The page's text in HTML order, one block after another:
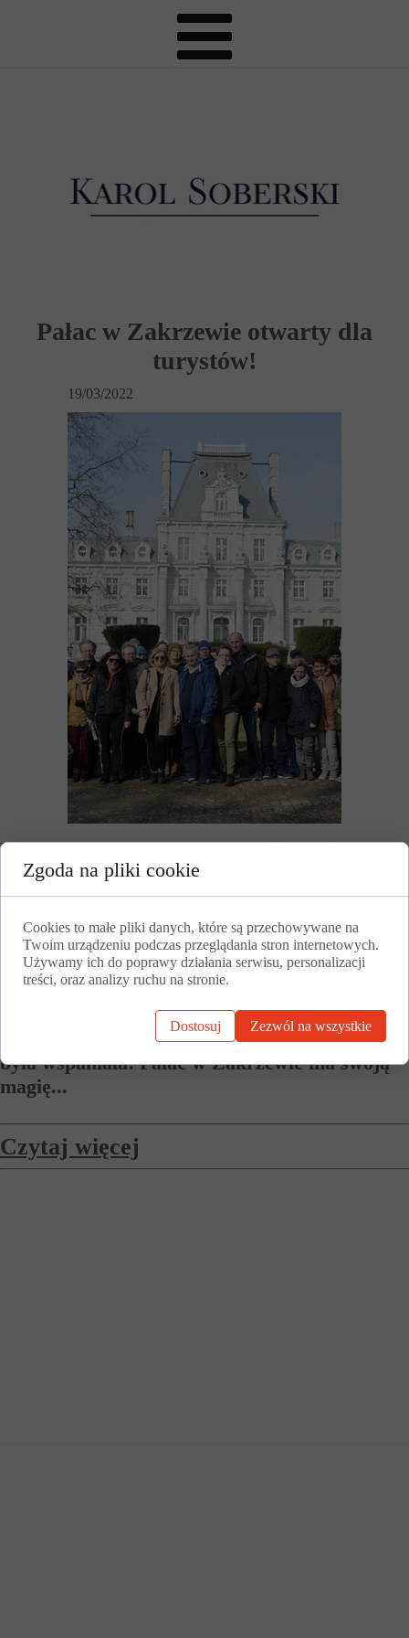
19/03/2022
Pałac w Zakrzewie otwarty dla
turystów!
Pierwsze - po dwóch latach - zwiedzanie pałacu
już za nami! W sobotę, 19 marca o godz. 10.00
rozpoczęło się poznawanie historii pałacu i jego
budowniczego hr. Albina Węsierskiego! Blisko
3 godzinne zwiedzanie pozwoliło turystom z
różnych stron Polski poznać dzieje tej
unikatowej rezydencji! Warto podkreślić, że
uczestnicy zwiedzania byli zachwyceni
klimatem pałacu, a atmosfera tego wydarzenia
była wspaniała! Pałac w Zakrzewie ma swoją
magię...
Czytaj więcej
Zgoda na pliki cookie
Cookies to małe pliki danych, które są przechowywane na
Twoim urządzeniu podczas przeglądania stron internetowych.
Używamy ich do poprawy działania serwisu, personalizacji
treści, oraz analizy ruchu na stronie.
Dostosuj Zezwól na wszystkie